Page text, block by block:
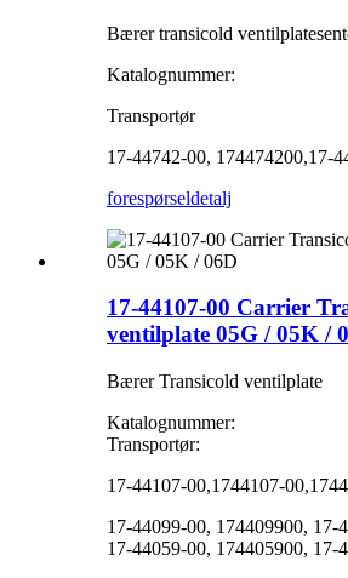
Bærer transicold
Katalognummer:
Transportør
17-44742-00, 174474200,17-
forespørseldetalj
17-44107-00 Carrier
ventilplate 05G / 05K /
Bærer Transicold ventilplate
Katalognummer:
Transportør:
17-44107-00,1744107-
17-44099-00, 174409900, 17-
17-44059-00, 174405900, 17-